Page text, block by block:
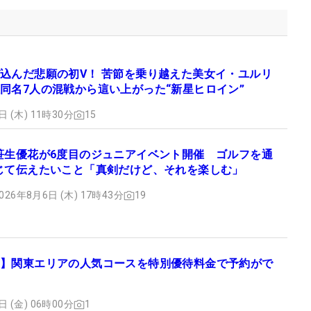
んだ悲願の初V！ 苦節を乗り越えた美女イ・ユルリ
名7人の混戦から這い上がった“新星ヒロイン”
(木) 11時30分 15
生優花が6度目のジュニアイベント開催 ゴルフを通
て伝えたいこと「真剣だけど、それを楽しむ」
年8月6日 (木) 17時43分 19
関東エリアの人気コースを特別優待料金で予約がで
(金) 06時00分 1